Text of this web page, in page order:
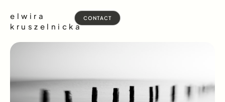
elwira
kruszelnicka
CONTACT